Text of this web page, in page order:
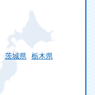
茨城県
栃木県